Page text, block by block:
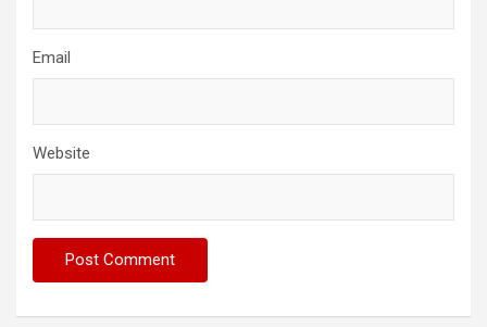
Email
Website